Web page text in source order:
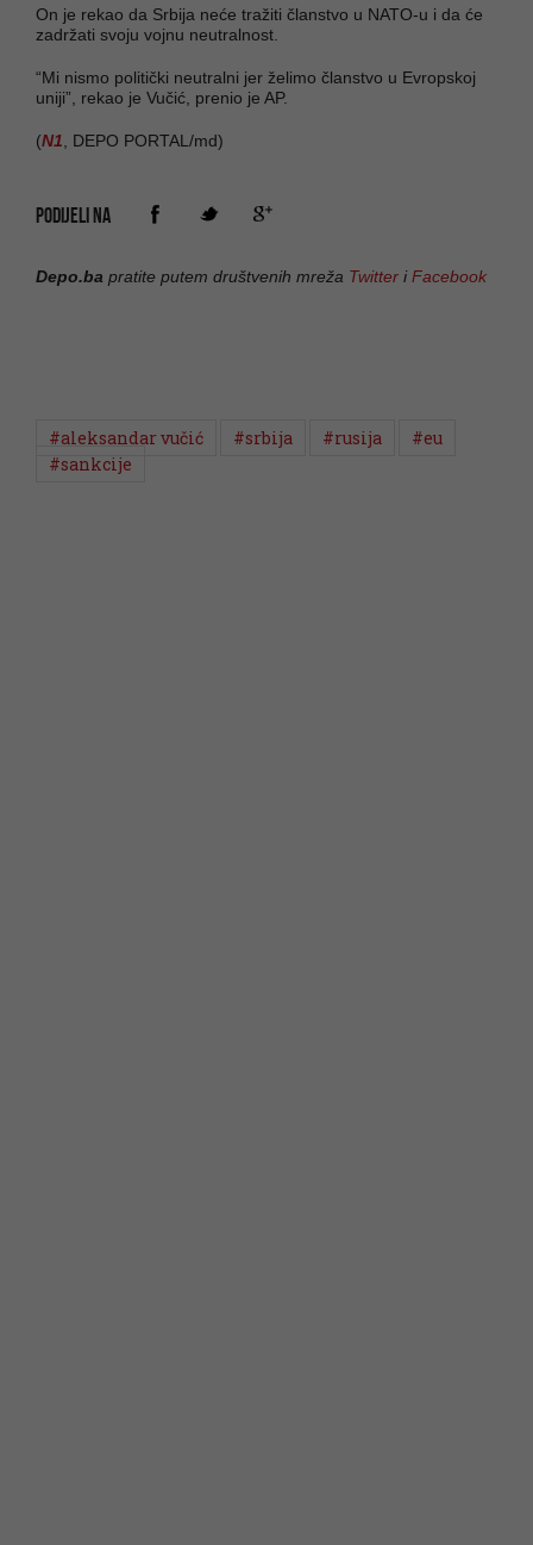
On je rekao da Srbija neće tražiti članstvo u NATO-u i da će
zadržati svoju vojnu neutralnost.
“Mi nismo politički neutralni jer želimo članstvo u Evropskoj
uniji”, rekao je Vučić, prenio je AP.
(N1 , DEPO PORTAL/md)
PODIJELI NA
Depo.ba pratite putem društvenih mreža Twitter iFacebook
#aleksandar vučić #srbija #rusija
#eu
#sankcije